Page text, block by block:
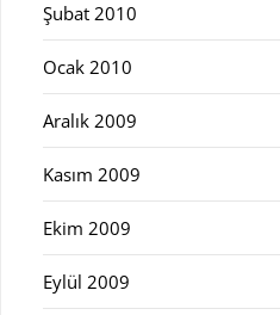
Şubat 2010
Ocak 2010
Aralık 2009
Kasım 2009
Ekim 2009
Eylül 2009